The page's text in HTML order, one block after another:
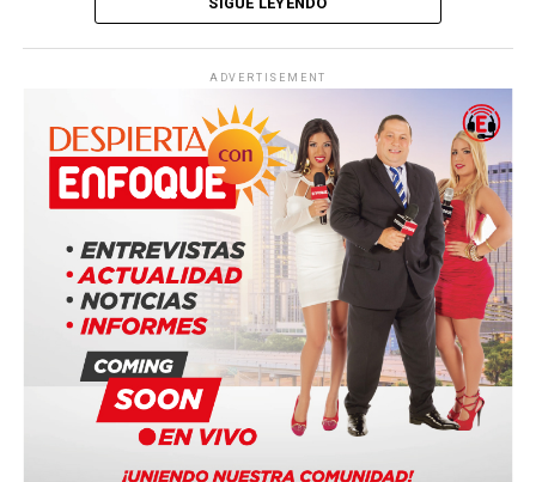
#JimmyPizarro #EnfoqueNow
ADVERTISEMENT